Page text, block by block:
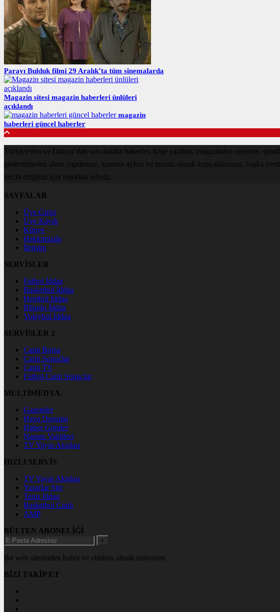
Parayı Bulduk filmi 29 Aralık’ta tüm sinemalarda
Magazin sitesi magazin haberleri ünlüleri
açıklandı
magazin
haberleri güncel haberler
Türkiye'den ve Dünya’dan son dakika haberler, köşe yazıları, magazinden siyasete,
gösterilmeden alıntı yapılamaz, kanuna aykırı ve izinsiz olarak kopyalanamaz, başka
tercih ettiğiniz için teşekkür ederiz.
SAYFALAR
Üye Girişi
Üye Kaydı
Künye
Hakkımızda
İletişim
SERVİSLER
Futbol İddaa
Basketbol İddaa
Hentbol İddaa
Bilardo İddaa
Voleybol İddaa
SERVİSLER 2
Canlı Borsa
Canlı Sonuçlar
Canlı TV
Futbol Canlı Sonuçlar
MULTİMEDYA
Gazeteler
Hava Durumu
Haber Gönder
Namaz Vakitleri
TV Yayın Akışları
HIZLI SERVİS
TV Yayın Akışları
Yazarlar Site
Tenis İddaa
Basketbol Canlı
AMP
BÜLTEN ABONELİĞİ
+
Bu web sitesinden haber ve ebülten almak istiyorum
BİZİ TAKİP ET